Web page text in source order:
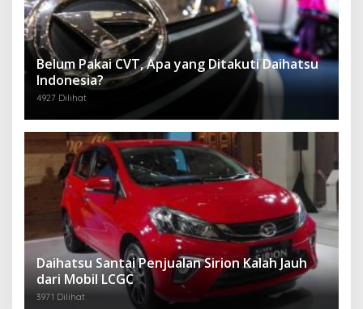
Belum Pakai CVT, Apa yang Ditakuti Daihatsu
Indonesia?
4927 Dilihat
Daihatsu Santai Penjualan Sirion Kalah Jauh
dari Mobil LCGC
3971 Dilihat